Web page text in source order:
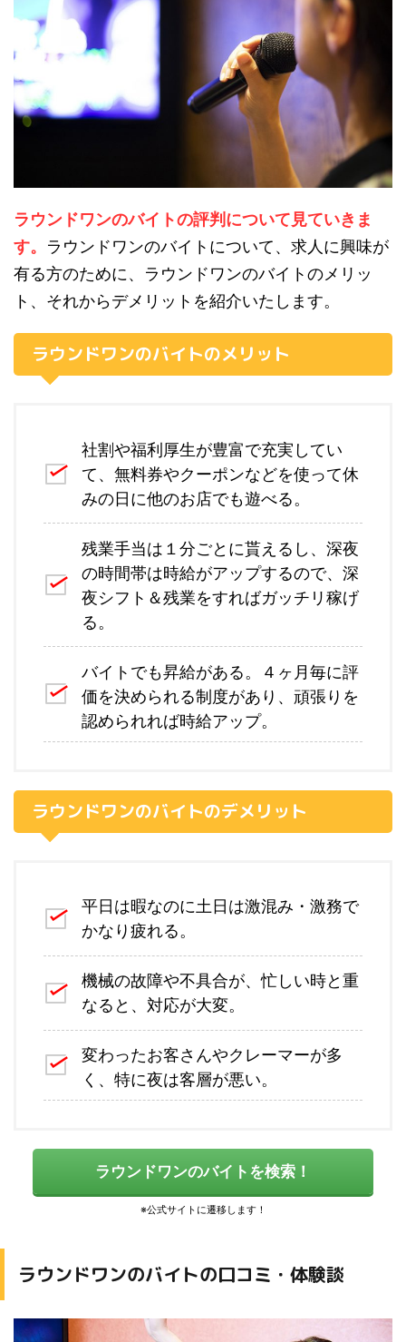
ラウンドワンのバイトの評判について見ていきま
す。 ラウンドワンのバイトについて、求人に興味が
有る方のために、ラウンドワンのバイトのメリッ
ト、それからデメリットを紹介いたします。
ラウンドワンのバイトのメリット
社割や福利厚生が豊富で充実してい
て、無料券やクーポンなどを使って休
みの日に他のお店でも遊べる。
残業手当は１分ごとに貰えるし、深夜
の時間帯は時給がアップするので、深
夜シフト＆残業をすればガッチリ稼げ
る。
バイトでも昇給がある。４ヶ月毎に評
価を決められる制度があり、頑張りを
認められれば時給アップ。
ラウンドワンのバイトのデメリット
平日は暇なのに土日は激混み・激務で
かなり疲れる。
機械の故障や不具合が、忙しい時と重
なると、対応が大変。
変わったお客さんやクレーマーが多
く、特に夜は客層が悪い。
ラウンドワンのバイトを検索！
ラウンドワンのバイトの口コミ・体験談